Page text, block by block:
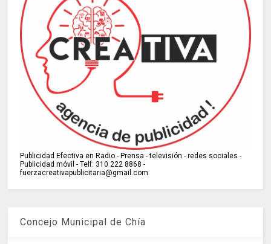
Publicidad Efectiva en Radio - Prensa - televisión - redes sociales -
Publicidad móvil - Telf: 310 222 8868 -
fuerzacreativapublicitaria@gmail.com
Concejo Municipal de Chía